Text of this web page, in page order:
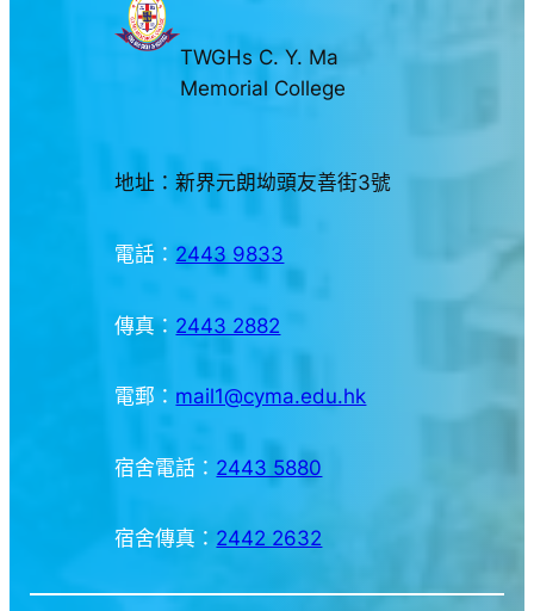
TWGHs C. Y. Ma
Memorial College
地址：新界元朗坳頭友善街3號
電話： 2443 9833
傳真： 2443 2882
電郵： mail1@cyma.edu.hk
宿舍電話： 2443 5880
宿舍傳真： 2442 2632